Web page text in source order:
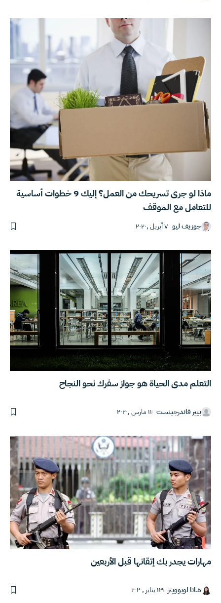
ماذا لو جرى تسريحك من العمل؟ إليك 9 خطوات أساسية
للتعامل مع الموقف
جوزيف ليو ٧ أبريل ,٢٠٢٠
التعلم مدى الحياة هو جواز سفرك نحو النجاح
بيير فاندرجينست ١١ مارس ,٢٠٢٠
مهارات يجدر بك إتقانها قبل الأربعين
شانا لوبوويتز ١٣ يناير ,٢٠٢٠